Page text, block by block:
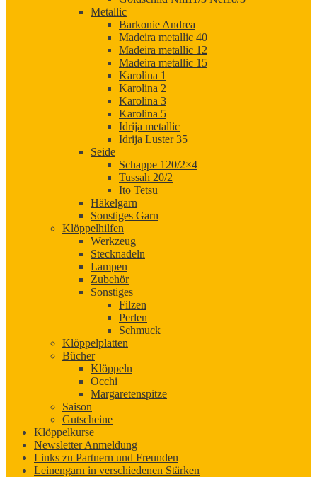
Metallic
Barkonie Andrea
Madeira metallic 40
Madeira metallic 12
Madeira metallic 15
Karolina 1
Karolina 2
Karolina 3
Karolina 5
Idrija metallic
Idrija Luster 35
Seide
Schappe 120/2×4
Tussah 20/2
Ito Tetsu
Häkelgarn
Sonstiges Garn
Klöppelhilfen
Werkzeug
Stecknadeln
Lampen
Zubehör
Sonstiges
Filzen
Perlen
Schmuck
Klöppelplatten
Bücher
Klöppeln
Occhi
Margaretenspitze
Saison
Gutscheine
Klöppelkurse
Newsletter Anmeldung
Links zu Partnern und Freunden
Leinengarn in verschiedenen Stärken